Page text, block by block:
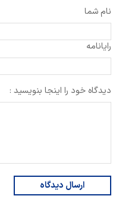
نام شما
رایانامه
دیدگاه خود را اینجا بنویسید :
ارسال دیدگاه